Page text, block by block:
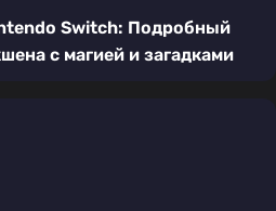
Switch: Подробный
с магией и загадками